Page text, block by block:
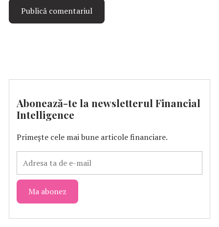
Abonează-te la newsletterul Financial
Intelligence
Primește cele mai bune articole financiare.